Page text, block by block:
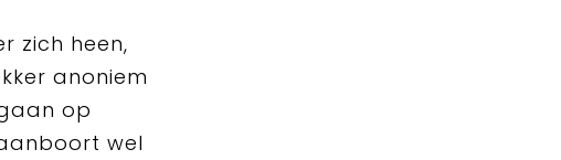
zich heen,
anoniem
op
wel